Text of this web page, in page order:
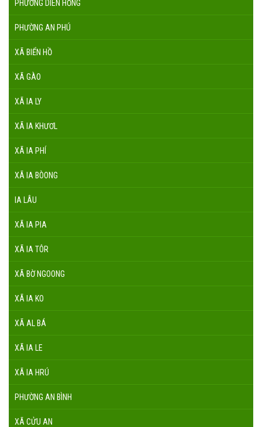
PHƯỜNG DIÊN HỒNG
PHƯỜNG AN PHÚ
XÃ BIỂN HỒ
XÃ GÀO
XÃ IA LY
XÃ IA KHƯƠL
XÃ IA PHÍ
XÃ IA BÒONG
IA LÂU
XÃ IA PIA
XÃ IA TÔR
XÃ BỜ NGOONG
XÃ IA KO
XÃ AL BÁ
XÃ IA LE
XÃ IA HRÚ
PHƯỜNG AN BÌNH
XÃ CỬU AN